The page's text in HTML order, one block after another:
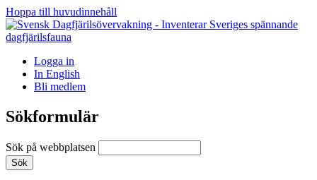
Hoppa till huvudinnehåll
Logga in
In English
Bli medlem
Sökformulär
Sök på webbplatsen